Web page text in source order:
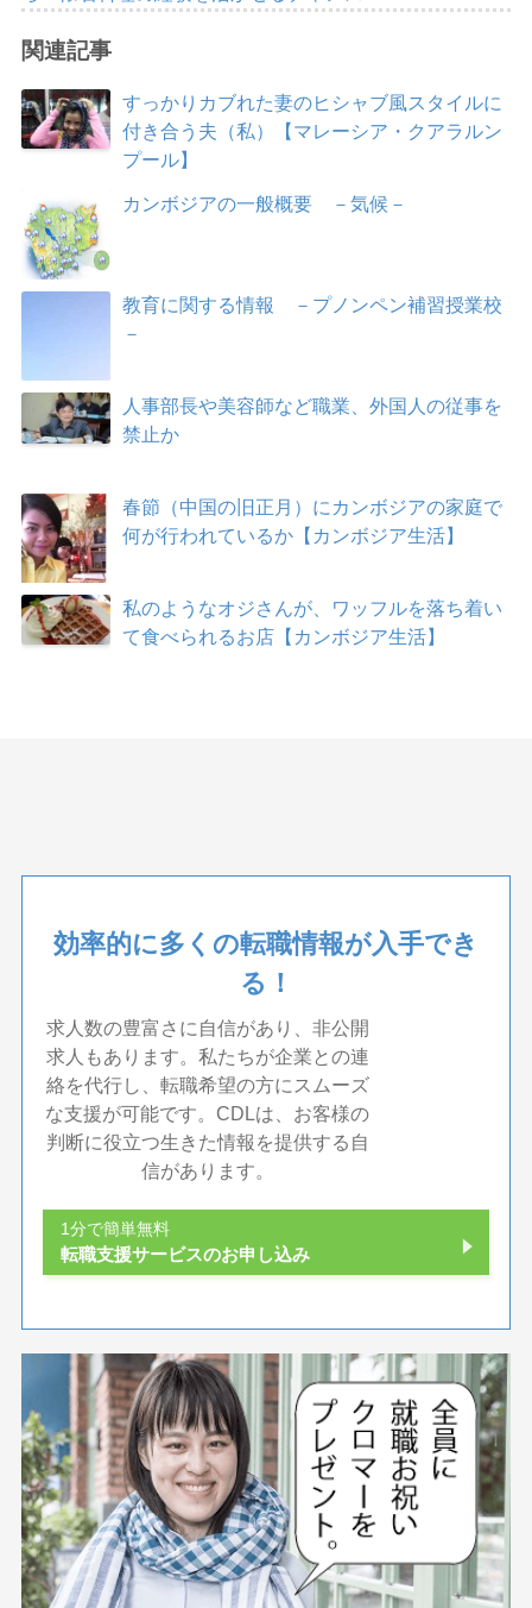
関連記事
すっかりカブれた妻のヒシャブ風スタイルに
付き合う夫（私）【マレーシア・クアラルン
プール】
カンボジアの一般概要 －気候－
教育に関する情報 －プノンペン補習授業校
－
人事部長や美容師など職業、外国人の従事を
禁止か
春節（中国の旧正月）にカンボジアの家庭で
何が行われているか【カンボジア生活】
私のようなオジさんが、ワッフルを落ち着い
て食べられるお店【カンボジア生活】
効率的に多くの転職情報が入手でき
る！
求人数の豊富さに自信があり、非公開
求人もあります。私たちが企業との連
絡を代行し、転職希望の方にスムーズ
な支援が可能です。CDLは、お客様の
判断に役立つ生きた情報を提供する自
信があります。
1分で簡単無料
転職支援サービスのお申し込み